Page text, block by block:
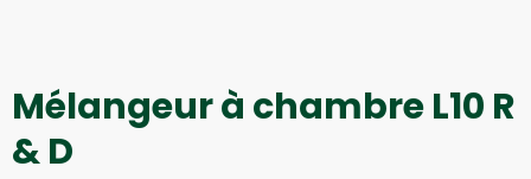
Mélangeur à chambre L10 R
& D